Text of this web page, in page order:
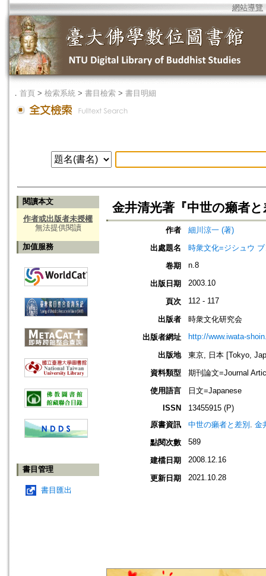
網站導覽
． 首頁 > 檢索系統 > 書目檢索 > 書目明細
閱讀本文
作者或出版者未授權
無法提供閱讀
加值服務
書目管理
書目匯出
金井清光著『中世の癩者と
作者
細川涼一 (著)
出處題名
時衆文化=ジシュウ
卷期
n.8
出版日期 2003.10
頁次 112 - 117
出版者
時衆文化研究会
出版者網址
http://www.iwata-
出版地
東京, 日本 [Tokyo,
資料類型
期刊論文=Journal
使用語言
日文=Japanese
ISSN
13455915 (P)
原書資訊
中世の癩者と差別 . 金
點閱次數
589
建檔日期 2008.12.16
更新日期 2021.10.28